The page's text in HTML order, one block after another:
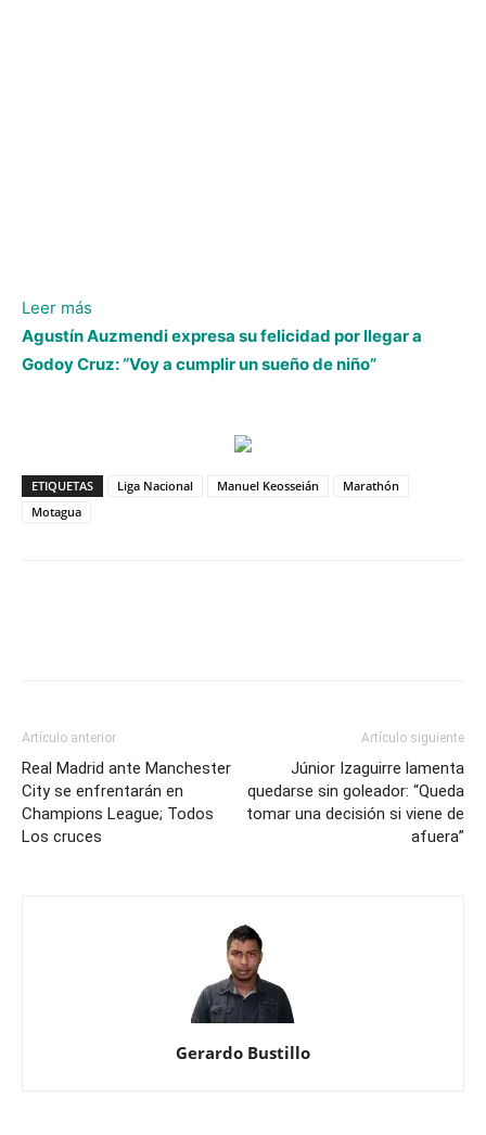
Leer más
Manuel
Keosseián
del
empate
equipo”
Agustín Auzmendi expresa su felicidad por llegar a
Godoy Cruz: “Voy a cumplir un sueño de niño”
ETIQUETAS Liga Nacional Manuel Keosseián
Marathón
Motagua
Artículo anterior
Real Madrid ante Manchester
City se enfrentarán en
Champions League; Todos
Los cruces
Artículo siguiente
Júnior Izaguirre lamenta
quedarse sin goleador: “Queda
tomar una decisión si viene de
afuera”
Gerardo Bustillo